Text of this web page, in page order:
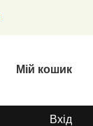
Мій кошик
Вхід